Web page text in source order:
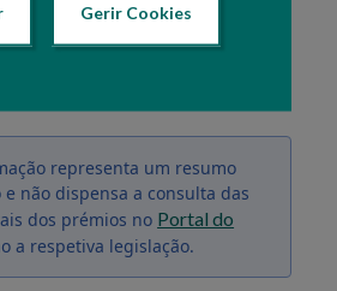
Gerir Cookies
em O Meu Processo »
de candidatura, ou através
representa um resumo
não dispensa a consulta das
dos prémios no Portal do
a respetiva legislação.